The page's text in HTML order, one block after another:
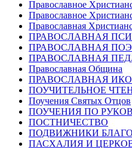
Православное
Православное
Православная
ПРАВОСЛАВНАЯ
ПРАВОСЛАВНАЯ
ПРАВОСЛАВНАЯ
Православная Община
ПРАВОСЛАВНАЯ
ПОУЧИТЕЛЬНОЕ
Поучения Святых Отцов
ПОУЧЕНИЯ ПО
ПОСТНИЧЕСТВО
ПОДВИЖНИКИ
ПАСХАЛИЯ И